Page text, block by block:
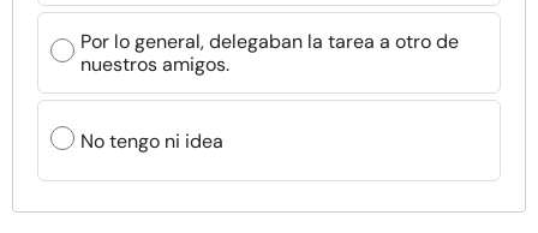
Por lo general, delegaban la tarea a otro de
nuestros amigos.
No tengo ni idea